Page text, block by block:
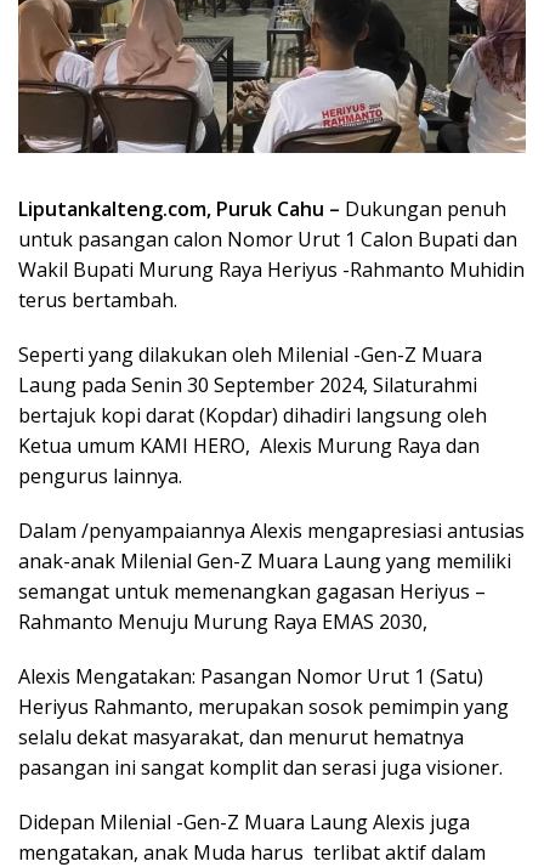
Liputankalteng.com, Puruk Cahu – Dukungan penuh
untuk pasangan calon Nomor Urut 1 Calon Bupati dan
Wakil Bupati Murung Raya Heriyus -Rahmanto Muhidin
terus bertambah.
Seperti yang dilakukan oleh Milenial -Gen-Z Muara
Laung pada Senin 30 September 2024, Silaturahmi
bertajuk kopi darat (Kopdar) dihadiri langsung oleh
Ketua umum KAMI HERO, Alexis Murung Raya dan
pengurus lainnya.
Dalam /penyampaiannya Alexis mengapresiasi antusias
anak-anak Milenial Gen-Z Muara Laung yang memiliki
semangat untuk memenangkan gagasan Heriyus –
Rahmanto Menuju Murung Raya EMAS 2030,
Alexis Mengatakan: Pasangan Nomor Urut 1 (Satu)
Heriyus Rahmanto, merupakan sosok pemimpin yang
selalu dekat masyarakat, dan menurut hematnya
pasangan ini sangat komplit dan serasi juga visioner.
Didepan Milenial -Gen-Z Muara Laung Alexis juga
mengatakan, anak Muda harus terlibat aktif dalam